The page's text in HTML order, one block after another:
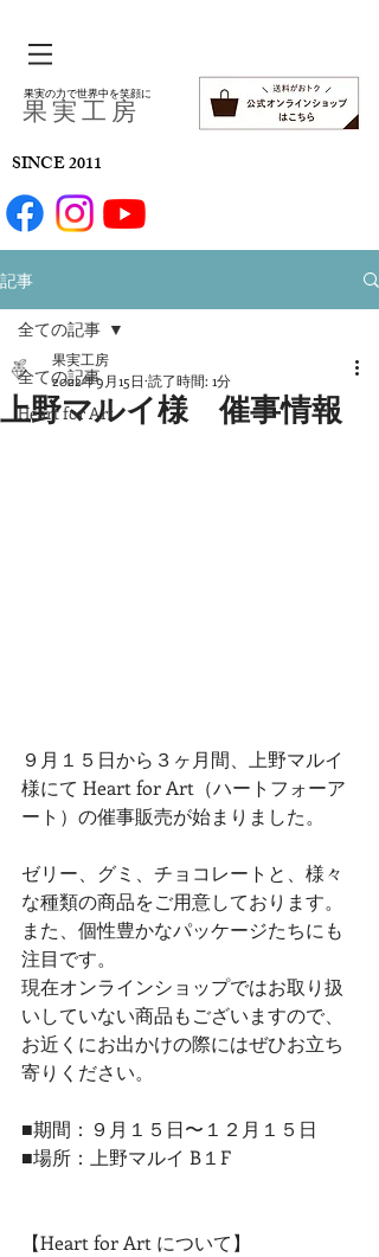
​果 実 工 房
果実の力で世界中を笑顔に
SINCE 2011
記事
全ての記事
Heart for Art
全ての記事
上野マルイ様 催事情報
果実工房
2022年9月15日 読了時間: 1分
９月１５日から３ヶ月間、上野マルイ
様にて Heart for Art（ハートフォーア
ート）の催事販売が始まりました。
ゼリー、グミ、チョコレートと、様々
な種類の商品をご用意しております。
また、個性豊かなパッケージたちにも
注目です。
現在オンラインショップではお取り扱
いしていない商品もございますので、
お近くにお出かけの際にはぜひお立ち
寄りください。
■期間：９月１５日〜１２月１５日
■場所：上野マルイ B１F
【Heart for Art について】